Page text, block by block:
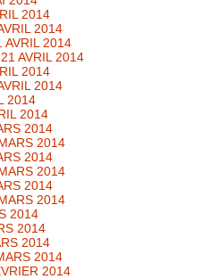
2014
2014
AVRIL 2014
AVRIL 2014
2014
2014
2014
2014
2014
2014
2014
2014
2014
2014
2014
2014
2014
2014
2014